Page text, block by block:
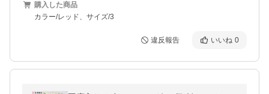
購入した商品
カラー/レッド、サイズ/3
違反報告 いいね 0